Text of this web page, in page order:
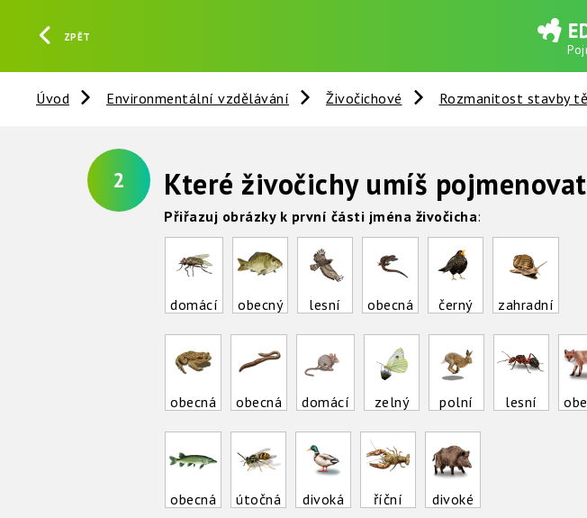
ZPĚT
Úvod Environmentální vzdělávání Živočichové Rozmanitost stavby
2 Které živočichy umíš
Přiřazuj obrázky k první části jména živočicha:
domácí obecný lesní obecná černý zahradní
obecná obecná domácí zelný polní lesní
obecná útočná divoká říční divoké